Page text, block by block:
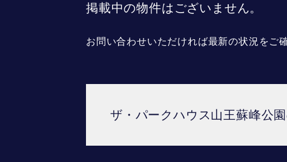
掲載中の物件はございません。
お問い合わせいただければ最新の状況をご
ザ・パークハウス山王蘇峰公